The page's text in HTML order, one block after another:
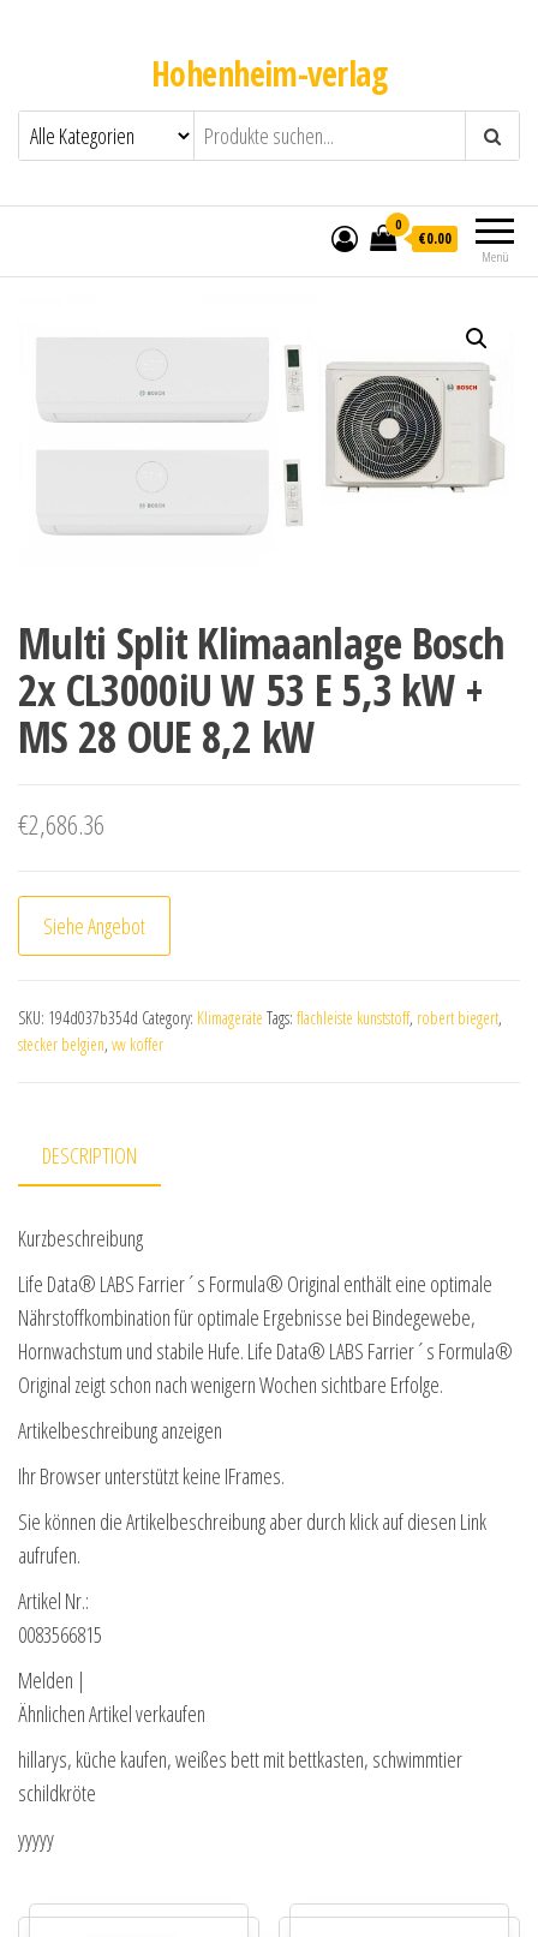
Hohenheim-verlag
Menü
0
€0.00
Multi Split Klimaanlage Bosch
2x CL3000iU W 53 E 5,3 kW +
MS 28 OUE 8,2 kW
€2,686.36
Siehe Angebot
SKU: 194d037b354d Category: Klimageräte Tags: flachleiste kunststoff, robert biegert,
stecker belgien, vw koffer
DESCRIPTION
Kurzbeschreibung
Life Data® LABS Farrier´s Formula® Original enthält eine optimale
Nährstoffkombination für optimale Ergebnisse bei Bindegewebe,
Hornwachstum und stabile Hufe. Life Data® LABS Farrier´s Formula®
Original zeigt schon nach wenigern Wochen sichtbare Erfolge.
Artikelbeschreibung anzeigen
Ihr Browser unterstützt keine IFrames.
Sie können die Artikelbeschreibung aber durch klick auf diesen Link
aufrufen.
Artikel Nr.:
0083566815
Melden |
Ähnlichen Artikel verkaufen
hillarys, küche kaufen, weißes bett mit bettkasten, schwimmtier
schildkröte
yyyyy